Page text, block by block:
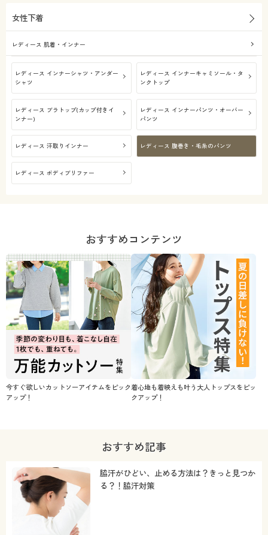
女性下着
レディース 肌着・インナー
レディース インナーシャツ・アンダー
シャツ
レディース インナーキャミソール・タ
ンクトップ
レディース ブラトップ(カップ付きイ
ンナー)
レディース インナーパンツ・オーバー
パンツ
レディース 汗取りインナー レディース 腹巻き・毛糸のパンツ
レディース ボディブリファー
おすすめコンテンツ
今すぐ欲しいカットソーアイテムをピック
アップ！
着心地も着映えも叶う大人トップスをピッ
クアップ！
おすすめ記事
脇汗がひどい、止める方法は？きっと見つか
る？！脇汗対策